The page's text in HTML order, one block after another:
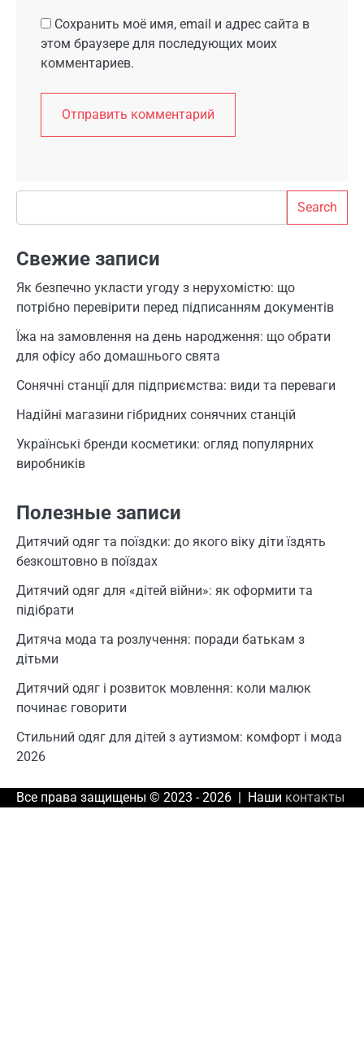
Сохранить моё имя, email и адрес сайта в
этом браузере для последующих моих
комментариев.
Search
Свежие записи
Як безпечно укласти угоду з нерухомістю: що
потрібно перевірити перед підписанням документів
Їжа на замовлення на день народження: що обрати
для офісу або домашнього свята
Сонячні станції для підприємства: види та переваги
Надійні магазини гібридних сонячних станцій
Українські бренди косметики: огляд популярних
виробників
Полезные записи
Дитячий одяг та поїздки: до якого віку діти їздять
безкоштовно в поїздах
Дитячий одяг для «дітей війни»: як оформити та
підібрати
Дитяча мода та розлучення: поради батькам з
дітьми
Дитячий одяг і розвиток мовлення: коли малюк
починає говорити
Стильний одяг для дітей з аутизмом: комфорт і мода
2026
Все права защищены © 2023 - 2026 | Наши контакты